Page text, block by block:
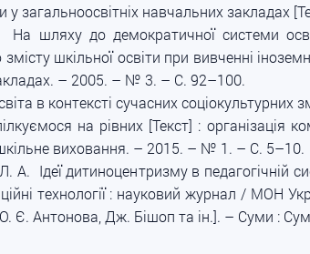
у загальноосвітніх навчальних
шляху до демократичної системи
змісту шкільної освіти при вивченні
– 2005. – № 3. – С. 92–100.
в контексті сучасних
на рівних [Текст] : організація
виховання. – 2015. – № 1. – С. 5–10.
А. Ідеї дитиноцентризму в педагогічній
технології : науковий журнал / МОН
Є. Антонова, Дж. Бішоп та ін.]. – Суми :